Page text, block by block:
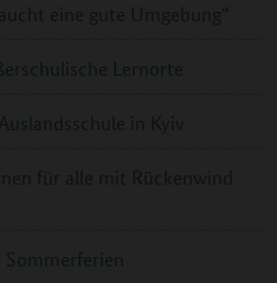
eine gute Umgebung“
Lernorte
in Kyiv
für alle mit Rückenwind
Sommerferien